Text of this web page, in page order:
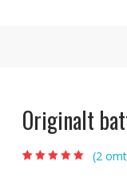
Originalt
(2